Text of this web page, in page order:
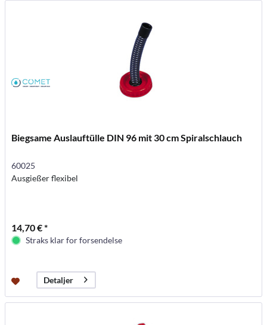
Biegsame Auslauftülle DIN 96 mit 30 cm Spiralschlauch
60025
Ausgießer flexibel
14,70 € *
Straks klar for forsendelse
Detaljer